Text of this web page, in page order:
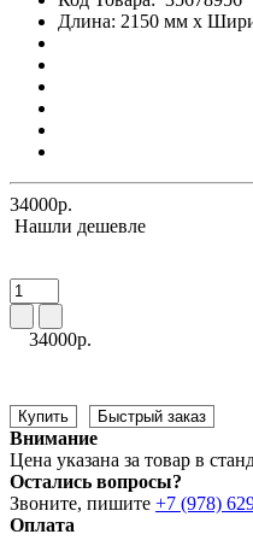
Длина: 2150 мм x
34000р.
Нашли дешевле
34000р.
Купить Быстрый заказ
Внимание
Цена указана за товар в
Остались вопросы?
Звоните, пишите +7 (978)
Оплата